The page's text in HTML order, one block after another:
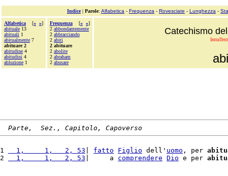
Indice| Parole: Alfabetica - Frequenza - Rovesciate - Lunghezza -
Alfabetica [« »]
abituale 13
abituali 1
abitualmente 7
abituare 2
abitudine 4
abitudini 4
abluzione 1
Frequenza [« »]
2 abbondantemente
2 abbracciando
2 abiti
2 abituare
2 abolite
2 abraham
2 abusare
Catechismo
Parte,  Sez., Capitolo, Capoverso
1
  1,     1,   2, 53
fatto Figlio dell' uomo , per
2
  1,     1,   2, 53
|     a comprendere Dio e per